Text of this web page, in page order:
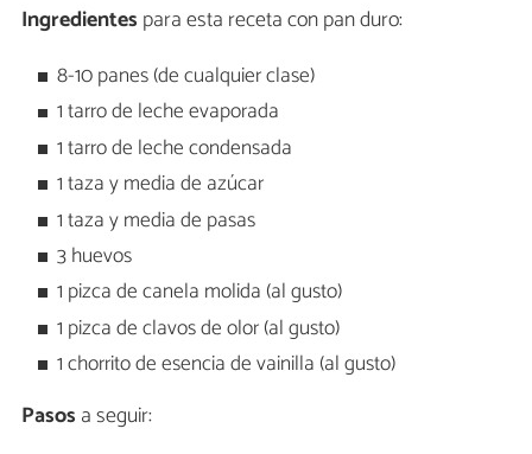
Ingredientes para esta receta con pan duro:
8-10 panes (de cualquier clase)
1 tarro de leche evaporada
1 tarro de leche condensada
1 taza y media de azúcar
1 taza y media de pasas
3 huevos
1 pizca de canela molida (al gusto)
1 pizca de clavos de olor (al gusto)
1 chorrito de esencia de vainilla (al gusto)
Pasos a seguir: